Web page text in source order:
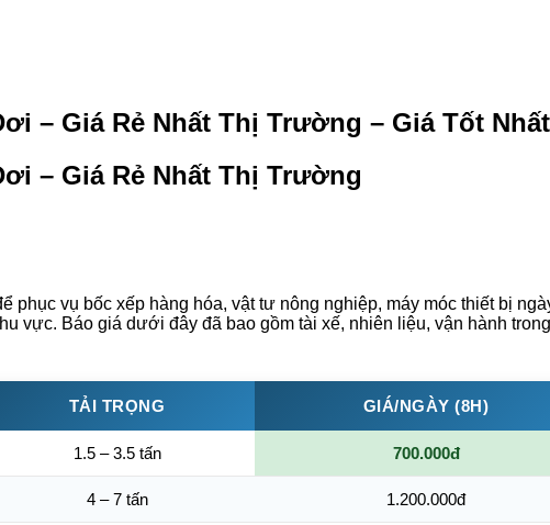
– Giá Rẻ Nhất Thị Trường – Giá Tốt
– Giá Rẻ Nhất Thị Trường
phục vụ bốc xếp hàng hóa, vật tư nông nghiệp, máy móc thiết bị
vực. Báo giá dưới đây đã bao gồm tài xế, nhiên liệu, vận hành
TẢI TRỌNG GIÁ/NGÀY (8H)
1.5 – 3.5 tấn 700.000đ
4 – 7 tấn 1.200.000đ